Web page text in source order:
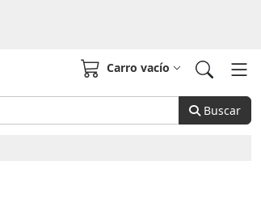
Buscar
Carro vacío